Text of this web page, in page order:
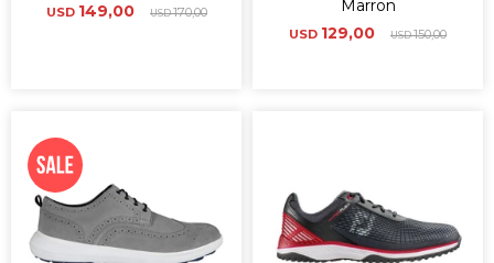
USD 149,00 USD170,00
Marron
USD 129,00 USD150,00